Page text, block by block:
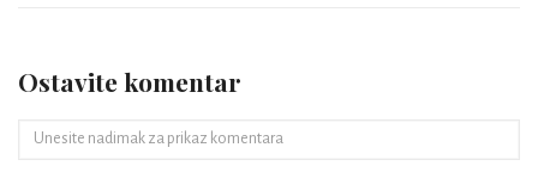
Ostavite komentar